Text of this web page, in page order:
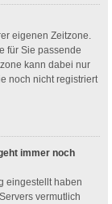
eigenen Zeitzone.
für Sie passende
kann dabei nur
noch nicht registriert
immer noch
eingestellt haben
vermutlich